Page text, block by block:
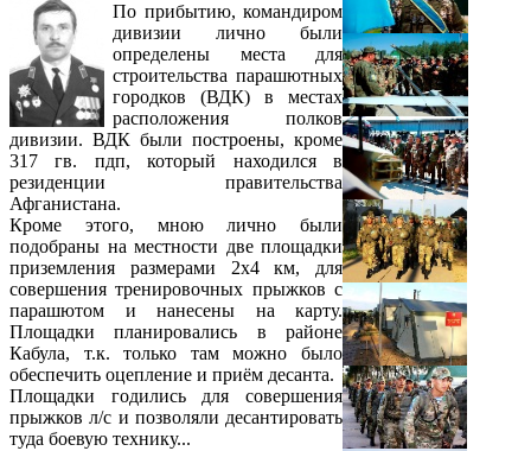
По прибытию, командиром
дивизии лично были
определены места для
строительства парашютных
городков (ВДК) в местах
расположения полков
дивизии. ВДК были построены, кроме
317 гв. пдп, который находился в
резиденции правительства
Афганистана.
Кроме этого, мною лично были
подобраны на местности две площадки
приземления размерами 2х4 км, для
совершения тренировочных прыжков с
парашютом и нанесены на карту.
Площадки планировались в районе
Кабула, т.к. только там можно было
обеспечить оцепление и приём десанта.
Площадки годились для совершения
прыжков л/с и позволяли десантировать
туда боевую технику...